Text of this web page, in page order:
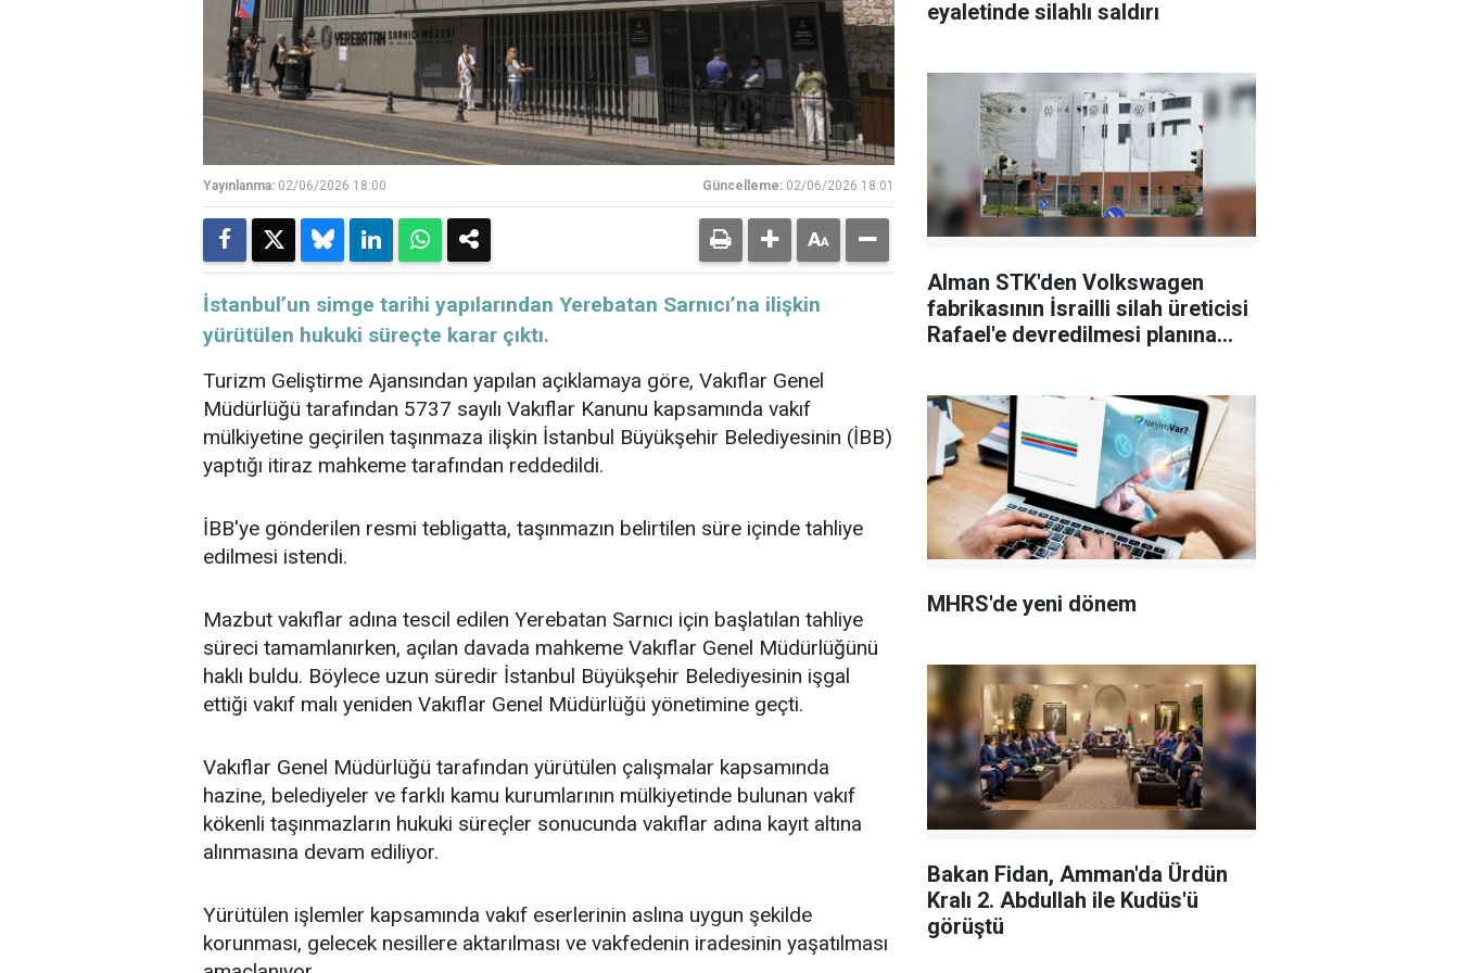
Yayınlanma: 02/06/2026 18:00 Güncelleme: 02/06/2026 18:01
İstanbul’un simge tarihi yapılarından Yerebatan Sarnıcı’na ilişkin
yürütülen hukuki süreçte karar çıktı.
Turizm Geliştirme Ajansından yapılan açıklamaya göre, Vakıflar Genel
Müdürlüğü tarafından 5737 sayılı Vakıflar Kanunu kapsamında vakıf
mülkiyetine geçirilen taşınmaza ilişkin İstanbul Büyükşehir Belediyesinin (İBB)
yaptığı itiraz mahkeme tarafından reddedildi.
İBB'ye gönderilen resmi tebligatta, taşınmazın belirtilen süre içinde tahliye
edilmesi istendi.
Mazbut vakıflar adına tescil edilen Yerebatan Sarnıcı için başlatılan tahliye
süreci tamamlanırken, açılan davada mahkeme Vakıflar Genel Müdürlüğünü
haklı buldu. Böylece uzun süredir İstanbul Büyükşehir Belediyesinin işgal
ettiği vakıf malı yeniden Vakıflar Genel Müdürlüğü yönetimine geçti.
Vakıflar Genel Müdürlüğü tarafından yürütülen çalışmalar kapsamında
hazine, belediyeler ve farklı kamu kurumlarının mülkiyetinde bulunan vakıf
kökenli taşınmazların hukuki süreçler sonucunda vakıflar adına kayıt altına
alınmasına devam ediliyor.
Yürütülen işlemler kapsamında vakıf eserlerinin aslına uygun şekilde
korunması, gelecek nesillere aktarılması ve vakfedenin iradesinin yaşatılması
eyaletinde silahlı saldırı
Alman STK'den Volkswagen
fabrikasının İsrailli silah üreticisi
Rafael'e devredilmesi planına
MHRS'de yeni dönem
Bakan Fidan, Amman'da Ürdün
Kralı 2. Abdullah ile Kudüs'ü
görüştü